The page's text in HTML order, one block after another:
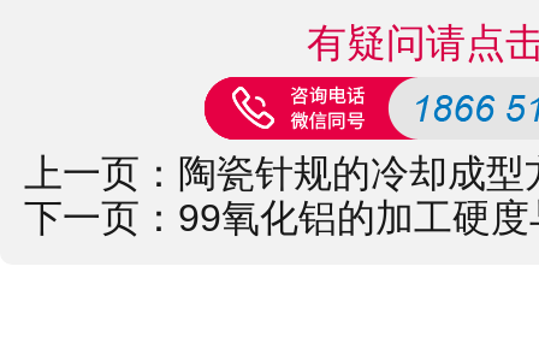
有疑问请点
上一页： 陶瓷针规的冷却成型
下一页： 99氧化铝的加工硬